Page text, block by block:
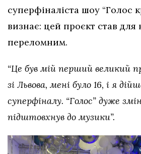
суперфіналіста шоу “Голос
визнає: цей проєкт став для
переломним.
“Це був мій перший великий
зі Львова, мені було 16, і я
суперфіналу. “Голос” дуже
підштовхнув до музики”.